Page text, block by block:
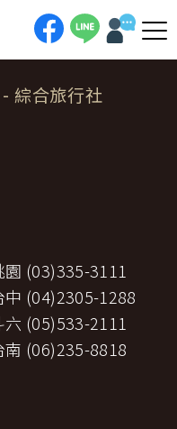
- 綜合旅行社
園 (03)335-3111
中 (04)2305-1288
六 (05)533-2111
南 (06)235-8818